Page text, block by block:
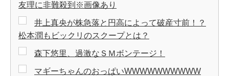
友理に非難殺到※画像あり
井上真央が株急落と円高によって破産寸前！？
松本潤もビックリのスクープとは？
森下悠里、過激なＳＭボンテージ！
マギーちゃんのおっぱいWWWWWWWWWW